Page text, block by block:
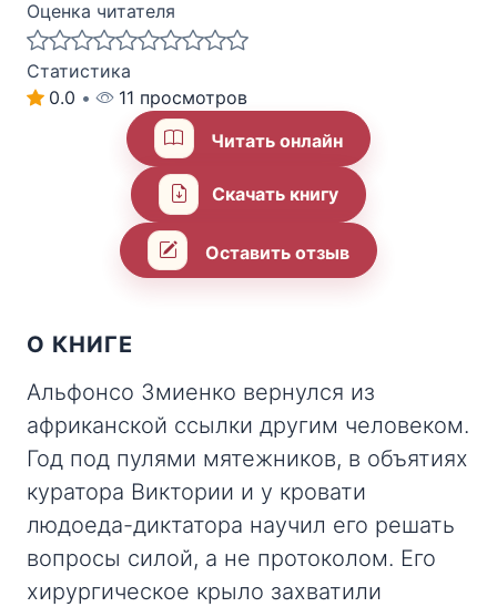
Оценка читателя
Статистика
0.0 •
11 просмотров
Читать онлайн
Скачать книгу
Оставить отзыв
О КНИГЕ
Альфонсо Змиенко вернулся из
африканской ссылки другим человеком.
Год под пулями мятежников, в объятиях
куратора Виктории и у кровати
людоеда-диктатора научил его решать
вопросы силой, а не протоколом. Его
хирургическое крыло захватили